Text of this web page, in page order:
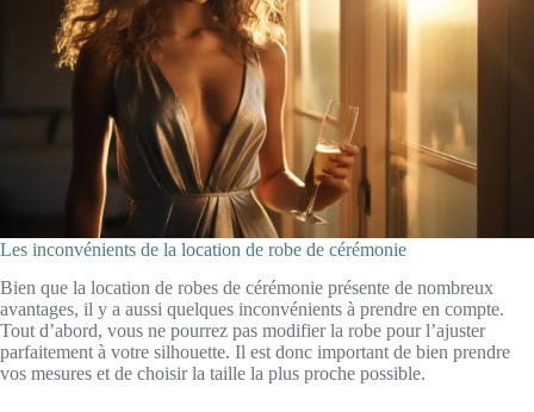
Les inconvénients de la location de robe de cérémonie
Bien que la location de robes de cérémonie présente de nombreux
avantages, il y a aussi quelques inconvénients à prendre en compte.
Tout d’abord, vous ne pourrez pas modifier la robe pour l’ajuster
parfaitement à votre silhouette. Il est donc important de bien prendre
vos mesures et de choisir la taille la plus proche possible.